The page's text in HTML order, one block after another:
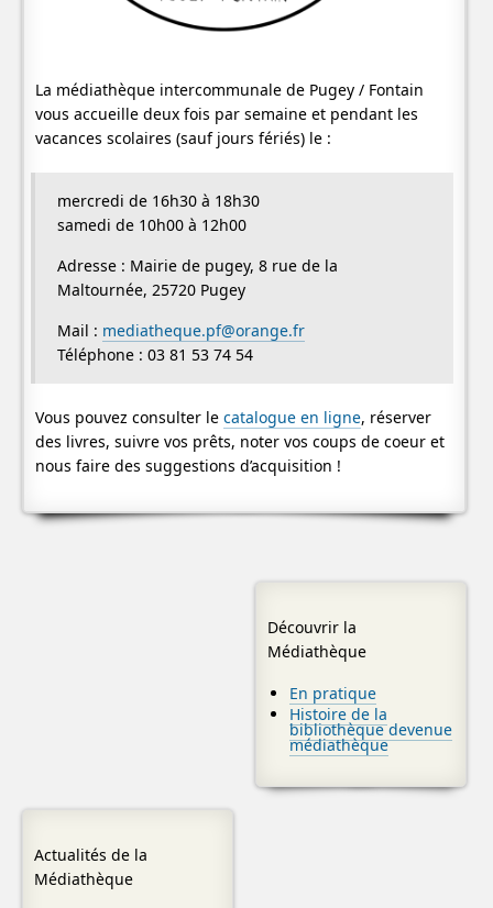
La médiathèque intercommunale de Pugey / Fontain
vous accueille deux fois par semaine et pendant les
vacances scolaires (sauf jours fériés) le :
mercredi de 16h30 à 18h30
samedi de 10h00 à 12h00
Adresse : Mairie de pugey, 8 rue de la
Maltournée, 25720 Pugey
Mail : mediatheque.pf@orange.fr
Téléphone : 03 81 53 74 54
Vous pouvez consulter le catalogue en ligne, réserver
des livres, suivre vos prêts, noter vos coups de coeur et
nous faire des suggestions d’acquisition !
Découvrir la
Médiathèque
En pratique
Histoire de la
bibliothèque devenue
médiathèque
Actualités de la
Médiathèque